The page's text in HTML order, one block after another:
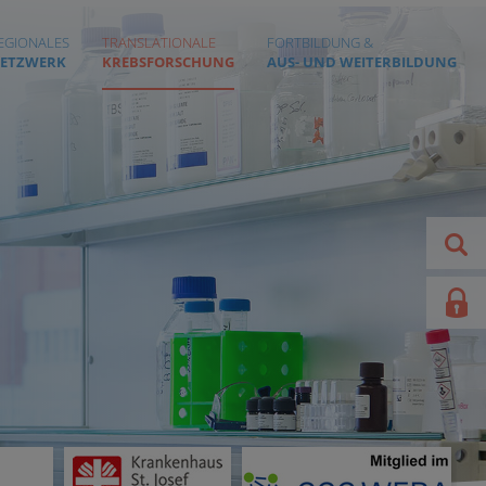
TRANSLATIONALE
KREBSFORSCHUNG
FORTBILDUNG &
AUS- UND WEITERBILDUNG